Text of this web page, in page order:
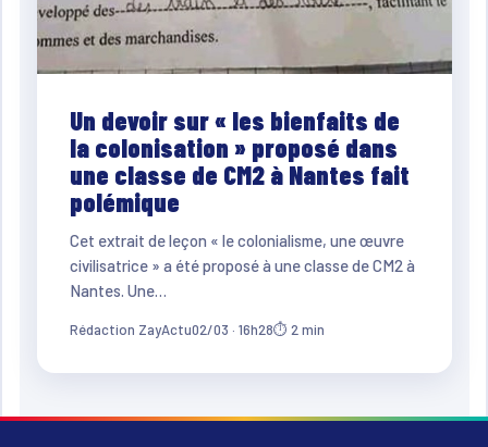
Un devoir sur « les bienfaits de
la colonisation » proposé dans
une classe de CM2 à Nantes fait
polémique
Cet extrait de leçon « le colonialisme, une œuvre
civilisatrice » a été proposé à une classe de CM2 à
Nantes. Une…
Rédaction ZayActu02/03 · 16h28⏱ 2 min